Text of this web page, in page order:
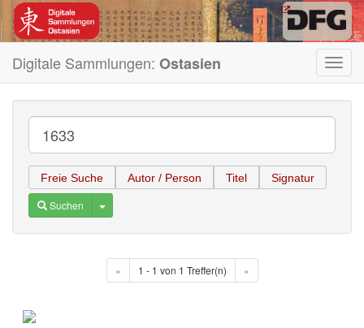
Digitale Sammlungen: Ostasien
Freie Suche Autor / Person Titel Signatur
Suchen Toggle Dropdown
« 1 - 1 von 1 Treffer(n) »